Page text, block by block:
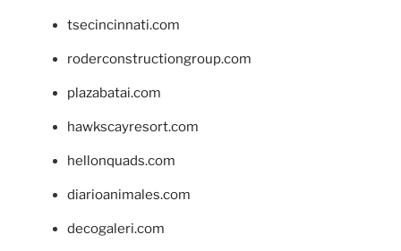
tsecincinnati.com
roderconstructiongroup.com
plazabatai.com
hawkscayresort.com
hellonquads.com
diarioanimales.com
decogaleri.com